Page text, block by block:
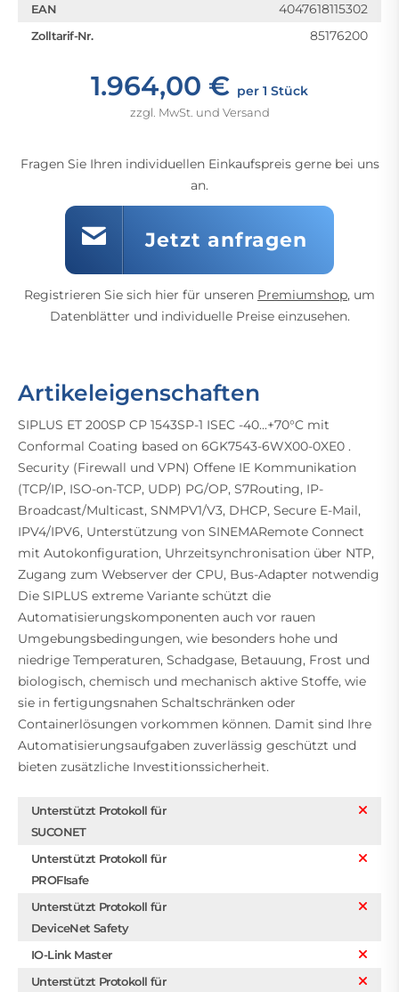
EAN 4047618115302
Zolltarif-Nr. 85176200
1.964,00 € per 1 Stück
zzgl. MwSt. und Versand
Fragen Sie Ihren individuellen Einkaufspreis gerne bei uns
an.
Jetzt anfragen
Registrieren Sie sich hier für unseren Premiumshop, um
Datenblätter und individuelle Preise einzusehen.
Artikeleigenschaften
SIPLUS ET 200SP CP 1543SP-1 ISEC -40...+70°C mit
Conformal Coating based on 6GK7543-6WX00-0XE0 .
Security (Firewall und VPN) Offene IE Kommunikation
(TCP/IP, ISO-on-TCP, UDP) PG/OP, S7Routing, IP-
Broadcast/Multicast, SNMPV1/V3, DHCP, Secure E-Mail,
IPV4/IPV6, Unterstützung von SINEMARemote Connect
mit Autokonfiguration, Uhrzeitsynchronisation über NTP,
Zugang zum Webserver der CPU, Bus-Adapter notwendig
Die SIPLUS extreme Variante schützt die
Automatisierungskomponenten auch vor rauen
Umgebungsbedingungen, wie besonders hohe und
niedrige Temperaturen, Schadgase, Betauung, Frost und
biologisch, chemisch und mechanisch aktive Stoffe, wie
sie in fertigungsnahen Schaltschränken oder
Containerlösungen vorkommen können. Damit sind Ihre
Automatisierungsaufgaben zuverlässig geschützt und
bieten zusätzliche Investitionssicherheit.
Unterstützt Protokoll für
SUCONET
Unterstützt Protokoll für
PROFIsafe
Unterstützt Protokoll für
DeviceNet Safety
IO-Link Master
Unterstützt Protokoll für